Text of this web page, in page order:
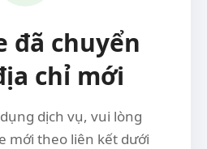
đã chuyển
chỉ mới
dịch vụ, vui lòng
mới theo liên kết dưới